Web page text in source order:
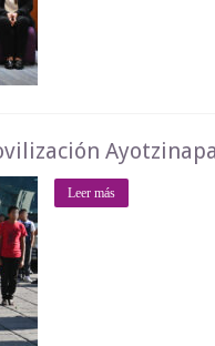
Leer más